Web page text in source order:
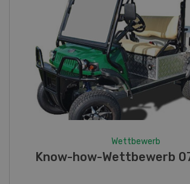
Fotorätsel 07-08/26